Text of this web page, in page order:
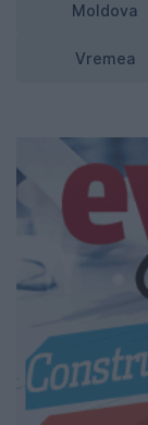
Moldova
Vremea